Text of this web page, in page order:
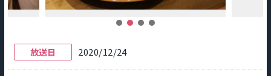
放送日 2020/12/24